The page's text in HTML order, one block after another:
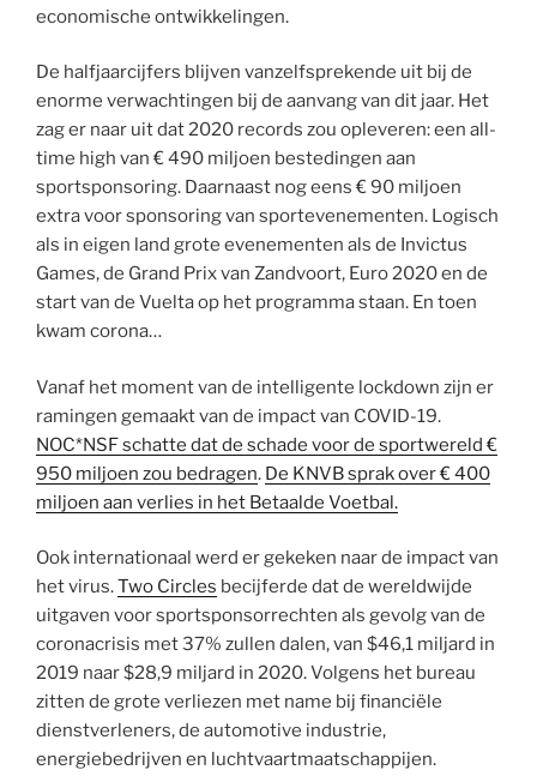
economische ontwikkelingen.
De halfjaarcijfers blijven vanzelfsprekende uit bij de
enorme verwachtingen bij de aanvang van dit jaar. Het
zag er naar uit dat 2020 records zou opleveren: een all-
time high van € 490 miljoen bestedingen aan
sportsponsoring. Daarnaast nog eens € 90 miljoen
extra voor sponsoring van sportevenementen. Logisch
als in eigen land grote evenementen als de Invictus
Games, de Grand Prix van Zandvoort, Euro 2020 en de
start van de Vuelta op het programma staan. En toen
kwam corona…
Vanaf het moment van de intelligente lockdown zijn er
ramingen gemaakt van de impact van COVID-19.
NOC*NSF schatte dat de schade voor de sportwereld €
950 miljoen zou bedragen. De KNVB sprak over € 400
miljoen aan verlies in het Betaalde Voetbal.
Ook internationaal werd er gekeken naar de impact van
het virus.Two Circles becijferde dat de wereldwijde
uitgaven voor sportsponsorrechten als gevolg van de
coronacrisis met 37% zullen dalen, van $46,1 miljard in
2019 naar $28,9 miljard in 2020. Volgens het bureau
zitten de grote verliezen met name bij financiële
dienstverleners, de automotive industrie,
energiebedrijven en luchtvaartmaatschappijen.